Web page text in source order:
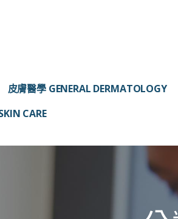
皮膚醫學 GENERAL DERMATOLOGY
CARE